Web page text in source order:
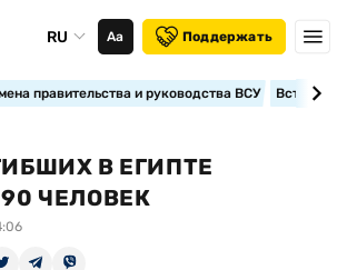
RU Аа Поддержать
правительства и руководства ВСУ
В ЕГИПТЕ
ЧЕЛОВЕК